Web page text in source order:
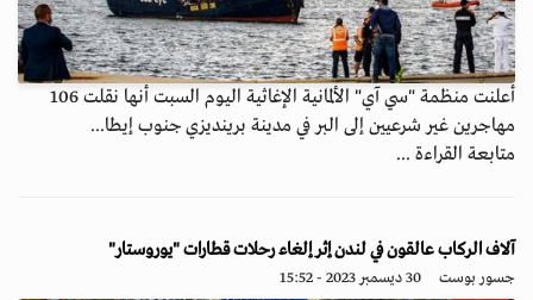
أعلنت منظمة "سي آي" الألمانية الإغاثية اليوم السبت أنها نقلت 106
مهاجرين غير شرعيين إلى البر في مدينة برينديزي جنوب إيطا...
متابعة القراءة ...
آلاف الركاب عالقون في لندن إثر إلغاء رحلات قطارات "يوروستار"
جسور بوست 30 ديسمبر 2023 - 15:52